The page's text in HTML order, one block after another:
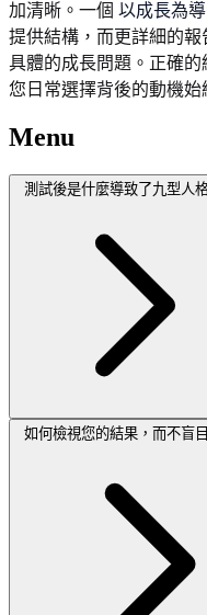
加清晰。一個 以成長為
提供結構，而更詳細的
具體的成長問題。正確
您日常選擇背後的動機始
Menu
測試後是什麼導致了九型人
如何檢視您的結果，而不盲